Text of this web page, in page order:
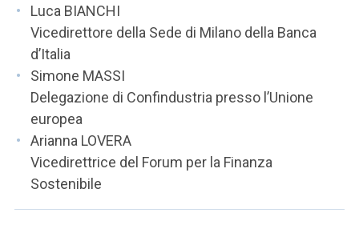
Luca BIANCHI
Vicedirettore della Sede di Milano della Banca
d’Italia
Simone MASSI
Delegazione di Confindustria presso l’Unione
europea
Arianna LOVERA
Vicedirettrice del Forum per la Finanza
Sostenibile